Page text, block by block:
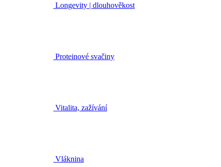
Longevity | dlouhověkost
Proteinové svačiny
Vitalita, zažívání
Vláknina